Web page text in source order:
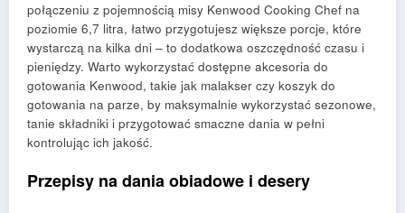
połączeniu z pojemnością misy Kenwood Cooking Chef na
poziomie 6,7 litra, łatwo przygotujesz większe porcje, które
wystarczą na kilka dni – to dodatkowa oszczędność czasu i
pieniędzy. Warto wykorzystać dostępne akcesoria do
gotowania Kenwood, takie jak malakser czy koszyk do
gotowania na parze, by maksymalnie wykorzystać sezonowe,
tanie składniki i przygotować smaczne dania w pełni
kontrolując ich jakość.
Przepisy na dania obiadowe i desery